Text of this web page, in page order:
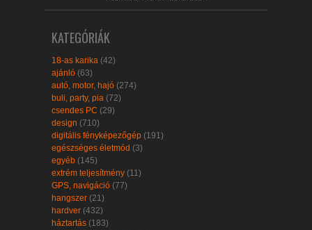
KATEGÓRIÁK
18-as karika (42)
ajánló (63)
autó, motor, hajó (274)
buli, party, pia (72)
csendes PC (29)
design (710)
digitális fényképezőgép (191)
egészséges életmód (3)
egyéb (145)
extrém teljesítmény (11)
GPS, navigáció (77)
hangszer (21)
hardver (432)
háztartás (183)